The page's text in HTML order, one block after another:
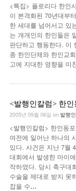
<특집> 플로리다 한인
이 본격화된 70년대부
한 세대를 넘어서고 있
는 개개인의 한인들은
판단하고 행동한다. 이
종 한인단체와 한인교
고에 지대한 영향을 미
<발행인칼럼> 한인
2005년 09월 06일 on 발행
<발행인칼럼> 한인동
여전에 일어난 하나의
있다. 사건은 지난 7월
대회에서 발생한 마이
작하였다. 당시 축구대
수술을 제대로 받지 못
잡을 수…